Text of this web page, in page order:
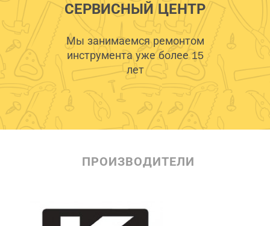
СЕРВИСНЫЙ ЦЕНТР
Мы занимаемся ремонтом
инструмента уже более 15
лет
ПРОИЗВОДИТЕЛИ